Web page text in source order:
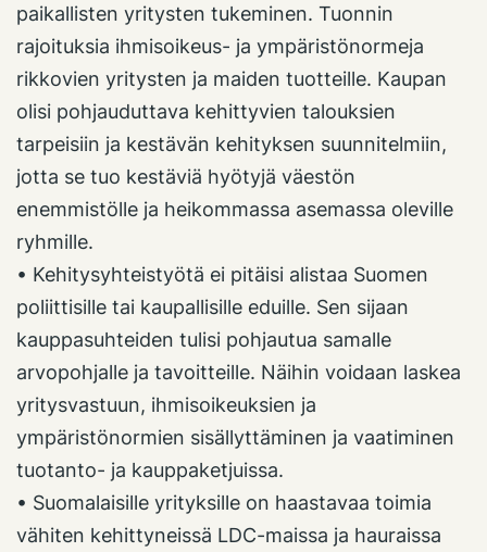
paikallisten yritysten tukeminen. Tuonnin
rajoituksia ihmisoikeus- ja ympäristönormeja
rikkovien yritysten ja maiden tuotteille. Kaupan
olisi pohjauduttava kehittyvien talouksien
tarpeisiin ja kestävän kehityksen suunnitelmiin,
jotta se tuo kestäviä hyötyjä väestön
enemmistölle ja heikommassa asemassa oleville
ryhmille.
• Kehitysyhteistyötä ei pitäisi alistaa Suomen
poliittisille tai kaupallisille eduille. Sen sijaan
kauppasuhteiden tulisi pohjautua samalle
arvopohjalle ja tavoitteille. Näihin voidaan laskea
yritysvastuun, ihmisoikeuksien ja
ympäristönormien sisällyttäminen ja vaatiminen
tuotanto- ja kauppaketjuissa.
• Suomalaisille yrityksille on haastavaa toimia
vähiten kehittyneissä LDC-maissa ja hauraissa